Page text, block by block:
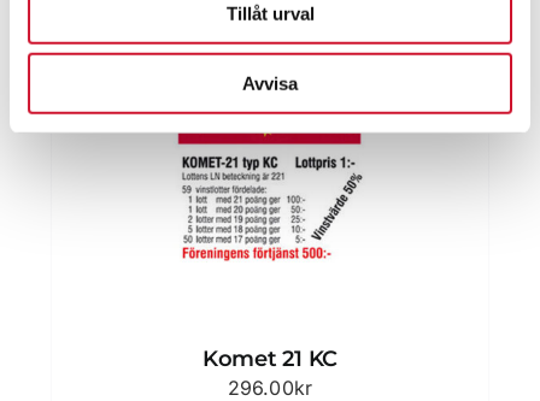
Tillåt urval
Avvisa
Komet 21 KC
296.00kr